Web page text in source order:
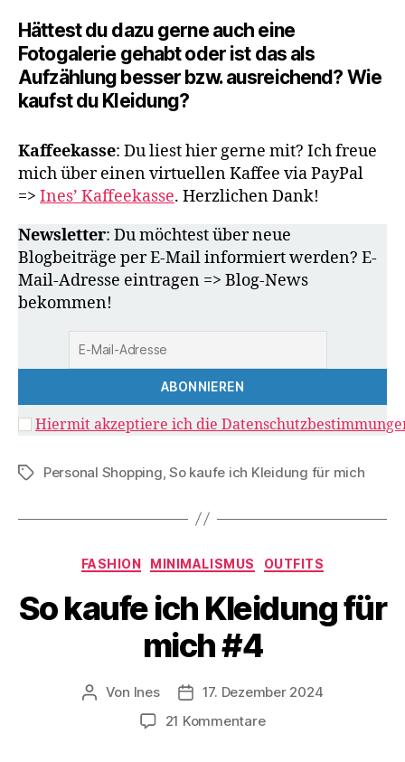
Hättest du dazu gerne auch eine
Fotogalerie gehabt oder ist das als
Aufzählung besser bzw. ausreichend? Wie
kaufst du Kleidung?
Kaffeekasse: Du liest hier gerne mit? Ich freue
mich über einen virtuellen Kaffee via PayPal
=> Ines’ Kaffeekasse. Herzlichen Dank!
Newsletter: Du möchtest über neue
Blogbeiträge per E-Mail informiert werden? E-
Mail-Adresse eintragen => Blog-News
bekommen!
Hiermit akzeptiere ich die
Schlagwörter
Personal Shopping ,So kaufe ich Kleidung für mich
Kategorien
FASHION MINIMALISMUS OUTFITS
So kaufe ich Kleidung für
mich #4
Beitragsautor
Von Ines Veröffentlichungsdatum
17. Dezember 2024
21 Kommentarezu